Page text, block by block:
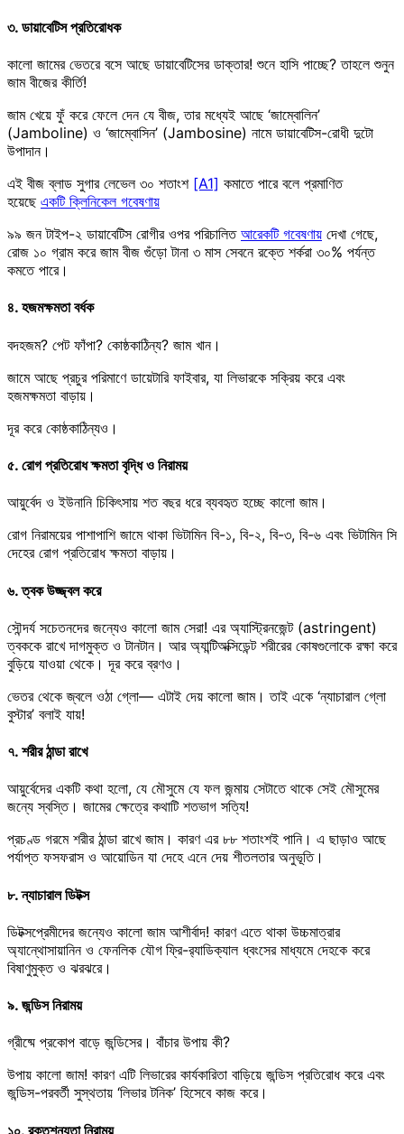
৩. ডায়াবেটিস প্রতিরোধক
কালো জামের ভেতরে বসে আছে ডায়াবেটিসের ডাক্তার! শুনে হাসি পাচ্ছে? তাহলে শুনুন
জাম বীজের কীর্তি!
জাম খেয়ে ফুঁ করে ফেলে দেন যে বীজ, তার মধ্যেই আছে ‘জাম্বোলিন’
(Jamboline) ও ‘জাম্বোসিন’ (Jambosine) নামে ডায়াবেটিস-রোধী দুটো
উপাদান।
এই বীজ ব্লাড সুগার লেভেল ৩০ শতাংশ [A1] কমাতে পারে বলে প্রমাণিত
হয়েছে একটি ক্লিনিকেল গবেষণায়
৯৯ জন টাইপ-২ ডায়াবেটিস রোগীর ওপর পরিচালিত আরেকটি গবেষণায় দেখা গেছে,
রোজ ১০ গ্রাম করে জাম বীজ গুঁড়ো টানা ৩ মাস সেবনে রক্তে শর্করা ৩০% পর্যন্ত
কমতে পারে।
৪. হজমক্ষমতা বর্ধক
বদহজম? পেট ফাঁপা? কোষ্ঠকাঠিন্য? জাম খান।
জামে আছে প্রচুর পরিমাণে ডায়েটারি ফাইবার, যা লিভারকে সক্রিয় করে এবং
হজমক্ষমতা বাড়ায়।
দূর করে কোষ্ঠকাঠিন্যও।
৫. রোগ প্রতিরোধ ক্ষমতা বৃদ্ধি ও নিরাময়
আয়ুর্বেদ ও ইউনানি চিকিৎসায় শত বছর ধরে ব্যবহৃত হচ্ছে কালো জাম।
রোগ নিরাময়ের পাশাপাশি জামে থাকা ভিটামিন বি-১, বি-২, বি-৩, বি-৬ এবং ভিটামিন সি
দেহের রোগ প্রতিরোধ ক্ষমতা বাড়ায়।
৬. ত্বক উজ্জ্বল করে
সৌন্দর্য সচেতনদের জন্যেও কালো জাম সেরা! এর অ্যাস্ট্রিনজেন্ট (astringent)
ত্বককে রাখে দাগমুক্ত ও টানটান। আর অ্যান্টিঅক্সিডেন্ট শরীরের কোষগুলোকে রক্ষা করে
বুড়িয়ে যাওয়া থেকে। দূর করে ব্রণও।
ভেতর থেকে জ্বলে ওঠা গ্লো— এটাই দেয় কালো জাম। তাই একে ‘ন্যাচারাল গ্লো
বুস্টার’ বলাই যায়!
৭. শরীর ঠান্ডা রাখে
আয়ুর্বেদের একটি কথা হলো, যে মৌসুমে যে ফল জন্মায় সেটাতে থাকে সেই মৌসুমের
জন্যে স্বস্তি। জামের ক্ষেত্রে কথাটি শতভাগ সত্যি!
প্রচণ্ড গরমে শরীর ঠান্ডা রাখে জাম। কারণ এর ৮৮ শতাংশই পানি। এ ছাড়াও আছে
পর্যাপ্ত ফসফরাস ও আয়োডিন যা দেহে এনে দেয় শীতলতার অনুভূতি।
৮. ন্যাচারাল ডিটক্স
ডিটক্সপ্রেমীদের জন্যেও কালো জাম আশীর্বাদ! কারণ এতে থাকা উচ্চমাত্রার
অ্যান্থোসায়ানিন ও ফেনলিক যৌগ ফ্রি-র‍্যাডিক্যাল ধ্বংসের মাধ্যমে দেহকে করে
বিষাণুমুক্ত ও ঝরঝরে।
৯. জন্ডিস নিরাময়
গ্রীষ্মে প্রকোপ বাড়ে জন্ডিসের। বাঁচার উপায় কী?
উপায় কালো জাম! কারণ এটি লিভারের কার্যকারিতা বাড়িয়ে জন্ডিস প্রতিরোধ করে এবং
জন্ডিস-পরবর্তী সুস্থতায় ‘লিভার টনিক’ হিসেবে কাজ করে।
১০. রক্তশূন্যতা নিরাময়